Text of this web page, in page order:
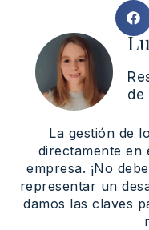
de
La gestión de
directamente en
empresa. ¡No
representar un
damos las claves